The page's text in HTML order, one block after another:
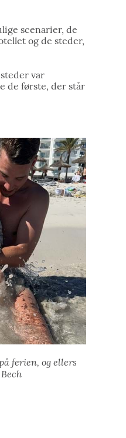
scenarier, de
og de steder,
var
de første, der står
ferien, og ellers